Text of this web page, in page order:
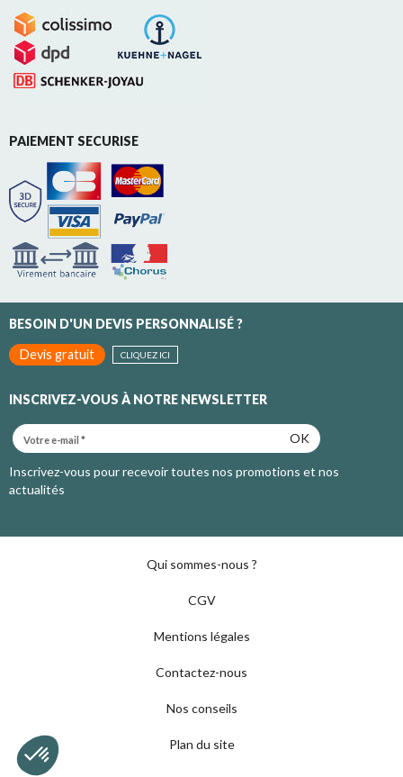
PAIEMENT SECURISE
BESOIN D'UN DEVIS PERSONNALISÉ ?
Devis gratuit
CLIQUEZ ICI
INSCRIVEZ-VOUS À NOTRE NEWSLETTER
OK
Inscrivez-vous pour recevoir toutes nos promotions et nos
actualités
Qui sommes-nous ?
CGV
Mentions légales
Contactez-nous
Nos conseils
Plan du site